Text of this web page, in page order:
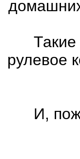
рулевое
И,